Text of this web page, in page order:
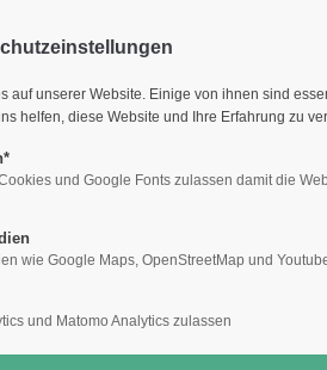
Bauen &
Wirtschaft
Umwelt &
auf unserer Website. Einige von ihnen sind
helfen, diese Website und Ihre Erfahrung zu
und Google Fonts zulassen damit die
wie Google Maps, OpenStreetMap und
und Matomo Analytics zulassen